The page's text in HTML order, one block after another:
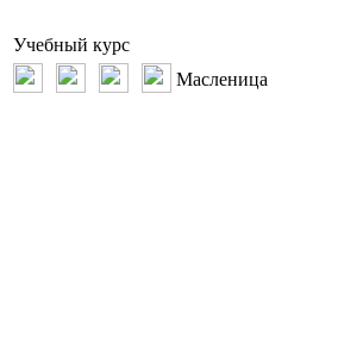
Учебный курс
Масленица